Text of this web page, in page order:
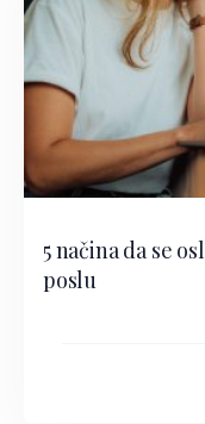
5 načina da se
poslu